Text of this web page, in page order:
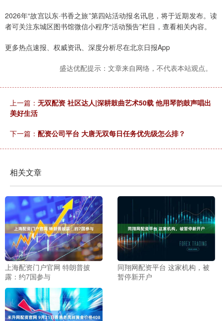
2026年“故宫以东·书香之旅”第四站活动报名讯息，将于近期发布。读
者可关注东城区图书馆微信小程序“活动预告”栏目，查看相关内容。
更多热点速报、权威资讯、深度分析尽在北京日报App
盛达优配提示：文章来自网络，不代表本站观点。
上一篇： 无双配资 社区达人|深耕鼓曲艺术50载 他用琴韵鼓声唱出
美好生活
下一篇： 配资公司平台 大唐无双每日任务优先级怎么排？
相关文章
上海配资门户官网 特朗普披
露：约7国参与
同翔网配资平台 这家机构，被
暂停新开户